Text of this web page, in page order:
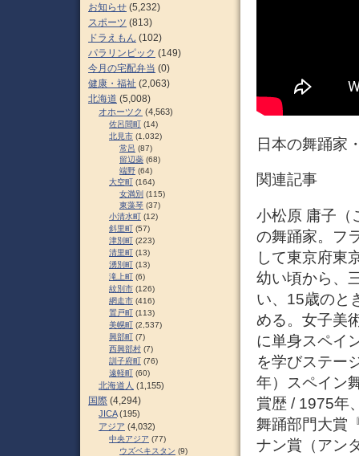
日本の舞踊家
関連記事
小松原 庸子（
の舞踊家。フ
して東京府東
幼い頃から、
い、15歳のと
める。女子美
に単身スペイ
を学びステー
年）スペイン
賞歴 / 1975年
舞踊部門大賞
ナン賞（アン
お知らせ (5,232)
スポーツ (813)
ドラえもん (102)
パラリンピック (149)
今月の宅配弁当 (0)
健康・福祉 (2,063)
北海道 (5,008)
オホーツク (4,563)
佐呂間町 (14)
北見市 (1,032)
常呂 (87)
留辺蘂 (68)
端野 (64)
大空町 (164)
女満別 (115)
東藻琴 (37)
小清水町 (12)
斜里町 (57)
津別町 (223)
清里町 (13)
湧別町 (13)
滝上町 (6)
紋別市 (126)
網走市 (416)
置戸町 (113)
美幌町 (2,537)
興部町 (7)
西興部村 (7)
訓子府町 (76)
遠軽町 (60)
北海道人 (1,155)
国際 (4,294)
JICA(195)
アジア (4,032)
中央アジア (77)
ウズベキスタン (9)